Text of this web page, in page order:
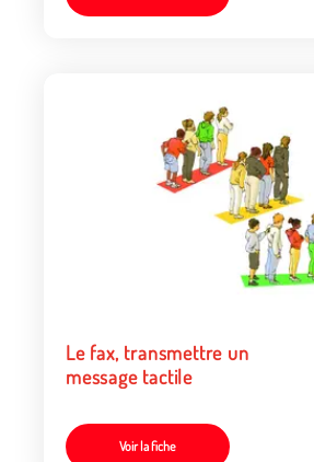
Le fax, transmettre un
message tactile
Voir la fiche